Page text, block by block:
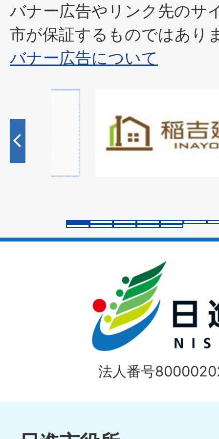
バナー広告やリンク先のサ
市が保証するものではあり
バナー広告について
枚
目
ラ
イ
法人番号